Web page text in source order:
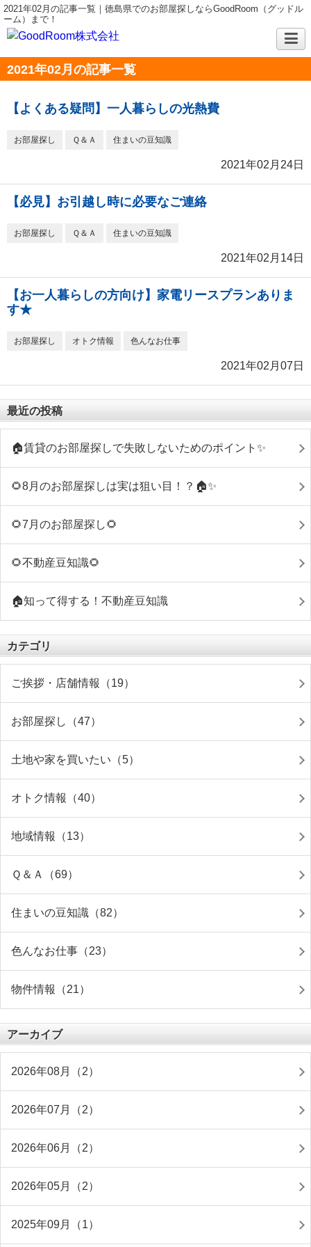
2021年02月の記事一覧｜徳島県でのお部屋探しならGoodRoom（グッドル
ーム）まで！
2021年02月の記事一覧
【よくある疑問】一人暮らしの光熱費
お部屋探し Ｑ＆Ａ 住まいの豆知識
2021年02月24日
【必見】お引越し時に必要なご連絡
お部屋探し Ｑ＆Ａ 住まいの豆知識
2021年02月14日
【お一人暮らしの方向け】家電リースプランありま
す★
お部屋探し オトク情報 色んなお仕事
2021年02月07日
最近の投稿
🏠賃貸のお部屋探しで失敗しないためのポイント✨
🌻8月のお部屋探しは実は狙い目！？🏠✨
🌻7月のお部屋探し🌻
🌻不動産豆知識🌻
🏠知って得する！不動産豆知識
カテゴリ
ご挨拶・店舗情報（19）
お部屋探し（47）
土地や家を買いたい（5）
オトク情報（40）
地域情報（13）
Ｑ＆Ａ（69）
住まいの豆知識（82）
色んなお仕事（23）
物件情報（21）
アーカイブ
2026年08月（2）
2026年07月（2）
2026年06月（2）
2026年05月（2）
2025年09月（1）